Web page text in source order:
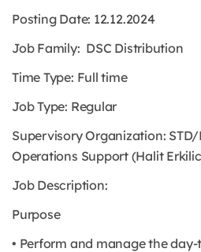
Posting Date: 12.12.2024
Job Family: DSC Distribution
Time Type: Full time
Job Type: Regular
Supervisory Organization:
Operations Support (Halit
Job Description:
Purpose
• Perform and manage the